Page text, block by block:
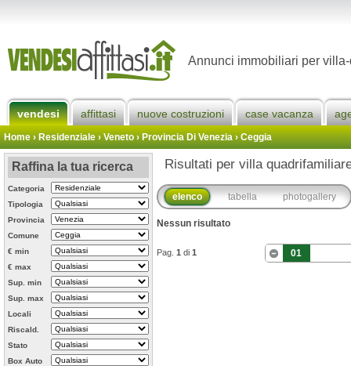
Annunci immobiliari per
vendesi affittasi nuove costruzioni case vacanza
Home› Residenziale › Veneto ›Provincia Di Venezia›Ceggia
Raffina la tua ricerca
Categoria
Tipologia
Provincia
Comune
€ min
€ max
Sup. min
Sup. max
Locali
Riscald.
Stato
Box Auto
Risultati per villa
elenco tabella photogallery
Nessun risultato
Pag. 1 di 1 01